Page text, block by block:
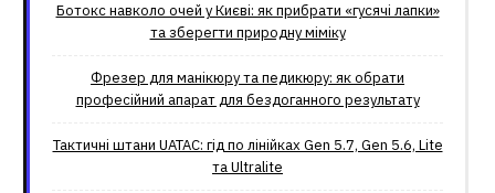
Ботокс навколо очей у Києві: як прибрати «гусячі лапки»
та зберегти природну міміку
Фрезер для манікюру та педикюру: як обрати
професійний апарат для бездоганного результату
Тактичні штани UATAC: гід по лінійках Gen 5.7, Gen 5.6, Lite
та Ultralite